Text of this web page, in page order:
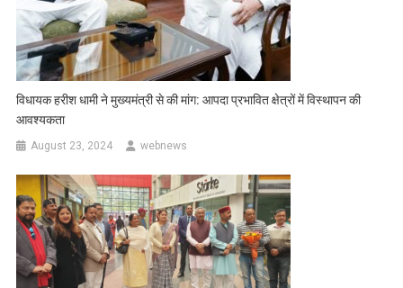
विधायक हरीश धामी ने मुख्यमंत्री से की मांग: आपदा प्रभावित क्षेत्रों में विस्थापन की
आवश्यकता
August 23, 2024 webnews